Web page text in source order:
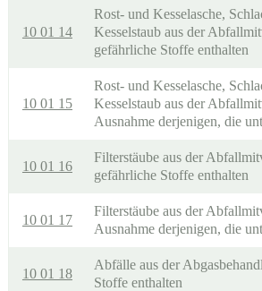
10 01 14
Rost- und Kesselasche,
Kesselstaub aus der
gefährliche Stoffe enthalten
10 01 15
Rost- und Kesselasche,
Kesselstaub aus der
Ausnahme derjenigen, die
10 01 16
Filterstäube aus der
gefährliche Stoffe enthalten
10 01 17
Filterstäube aus der
Ausnahme derjenigen, die
10 01 18
Abfälle aus der
Stoffe enthalten